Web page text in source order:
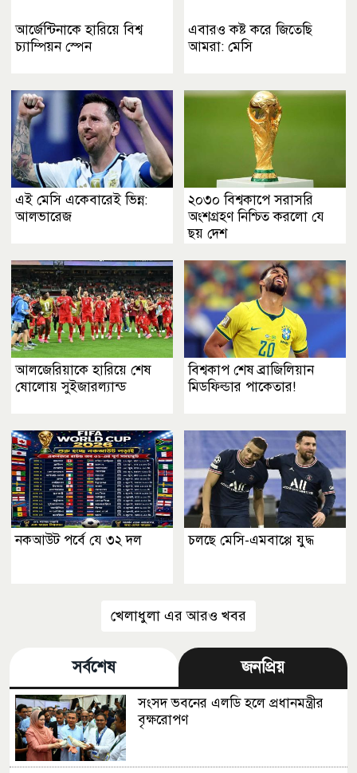
আর্জেন্টিনাকে হারিয়ে বিশ্ব
চ্যাম্পিয়ন স্পেন
এবারও কষ্ট করে জিতেছি
আমরা: মেসি
এই মেসি একেবারেই ভিন্ন:
আলভারেজ
২০৩০ বিশ্বকাপে সরাসরি
অংশগ্রহণ নিশ্চিত করলো যে
ছয় দেশ
আলজেরিয়াকে হারিয়ে শেষ
ষোলোয় সুইজারল্যান্ড
বিশ্বকাপ শেষ ব্রাজিলিয়ান
মিডফিল্ডার পাকেতার!
নকআউট পর্বে যে ৩২ দল চলছে মেসি-এমবাপ্পে যুদ্ধ
খেলাধুলা এর আরও খবর
সর্বশেষ জনপ্রিয়
সংসদ ভবনের এলডি হলে প্রধানমন্ত্রীর
বৃক্ষরোপণ